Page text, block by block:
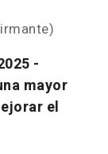
-
mayor
el